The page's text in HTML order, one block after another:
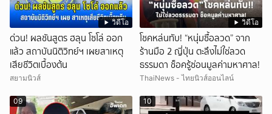
วิดีโอ
ด่วน! ผลชันสูตร ฮลุน โซโล่ ออก
แล้ว สถาบันนิติวิทย์ฯ เผยสาเหตุ
เสียชีวิตเบื้องต้น
สยามนิวส์
วิดีโอ
โชคหล่นทับ! “หนุ่มซื้อลวด” จาก
ร้านมือ 2 ญี่ปุ่น ตะลึงไม่ใช่ลวด
ธรรมดา ช็อครู้ซ่อนมูลค่ามหาศาล!
ThaiNews - ไทยนิวส์ออนไลน์
09 10